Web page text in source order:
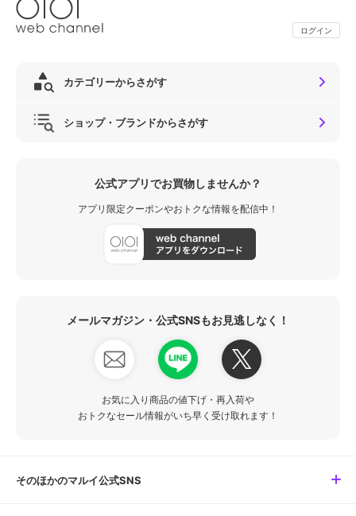
ログイン
カテゴリーからさがす
ショップ・ブランドからさがす
公式アプリでお買物しませんか？
アプリ限定クーポンやおトクな情報を配信中！
メールマガジン・公式SNSもお見逃しなく！
お気に入り商品の値下げ・再入荷や
おトクなセール情報がいち早く受け取れます！
そのほかのマルイ公式SNS